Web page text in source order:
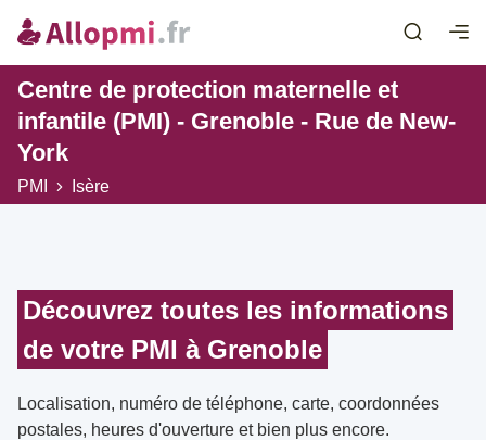
Centre de protection maternelle et
infantile (PMI) - Grenoble - Rue de New-
York
PMI Isère
Découvrez toutes les informations
de votre PMI à Grenoble
Localisation, numéro de téléphone, carte, coordonnées
postales, heures d'ouverture et bien plus encore.